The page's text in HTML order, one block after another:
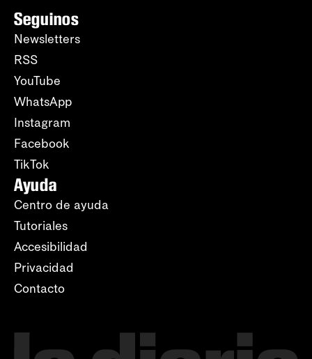
Seguinos
Newsletters
RSS
YouTube
WhatsApp
Instagram
Facebook
TikTok
Ayuda
Centro de ayuda
Tutoriales
Accesibilidad
Privacidad
Contacto